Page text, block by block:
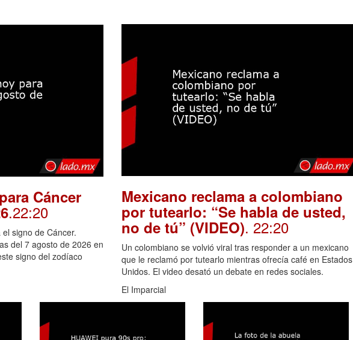
Cáncer
.22:20
signo de Cáncer.
del 7 agosto de 2026 en
signo del zodíaco
Mexicano reclama a colombiano
por tutearlo: “Se habla de usted,
no de tú” (VIDEO). 22:20
Un colombiano se volvió viral tras responder a un mexicano
que le reclamó por tutearlo mientras ofrecía café en Estados
Unidos. El video desató un debate en redes sociales.
El Imparcial